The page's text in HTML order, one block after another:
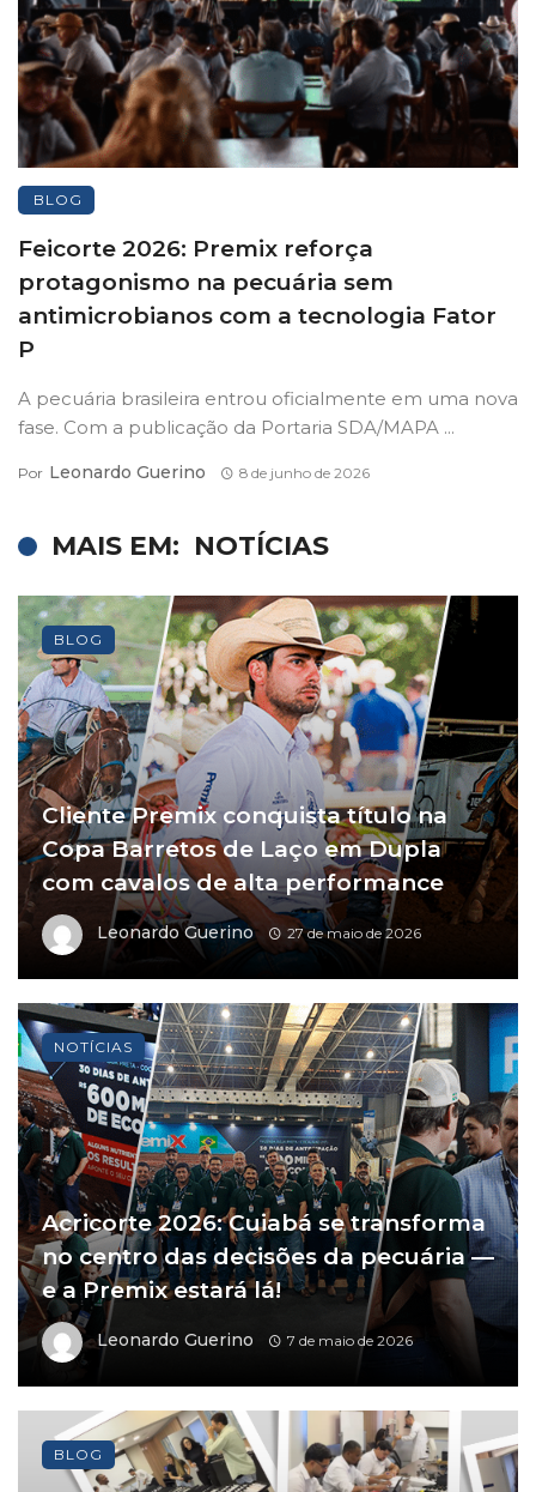
BLOG
Feicorte 2026: Premix reforça
protagonismo na pecuária sem
antimicrobianos com a tecnologia Fator
P
A pecuária brasileira entrou oficialmente em uma nova
fase. Com a publicação da Portaria SDA/MAPA ...
Por Leonardo Guerino 8 de junho de 2026
MAIS EM: NOTÍCIAS
Cliente Premix conquista título na
Copa Barretos de Laço em Dupla
com cavalos de alta performance
Leonardo Guerino 27 de maio de 2026
BLOG
Acricorte 2026: Cuiabá se transforma
no centro das decisões da pecuária —
e a Premix estará lá!
Leonardo Guerino 7 de maio de 2026
NOTÍCIAS
BLOG